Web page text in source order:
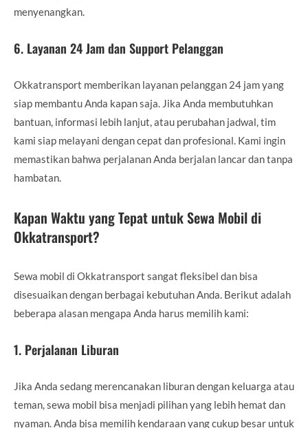
menyenangkan.
6. Layanan 24 Jam dan Support Pelanggan
Okkatransport memberikan layanan pelanggan 24 jam yang
siap membantu Anda kapan saja. Jika Anda membutuhkan
bantuan, informasi lebih lanjut, atau perubahan jadwal, tim
kami siap melayani dengan cepat dan profesional. Kami ingin
memastikan bahwa perjalanan Anda berjalan lancar dan tanpa
hambatan.
Kapan Waktu yang Tepat untuk Sewa Mobil di
Okkatransport?
Sewa mobil di Okkatransport sangat fleksibel dan bisa
disesuaikan dengan berbagai kebutuhan Anda. Berikut adalah
beberapa alasan mengapa Anda harus memilih kami:
1. Perjalanan Liburan
Jika Anda sedang merencanakan liburan dengan keluarga atau
teman, sewa mobil bisa menjadi pilihan yang lebih hemat dan
nyaman. Anda bisa memilih kendaraan yang cukup besar untuk